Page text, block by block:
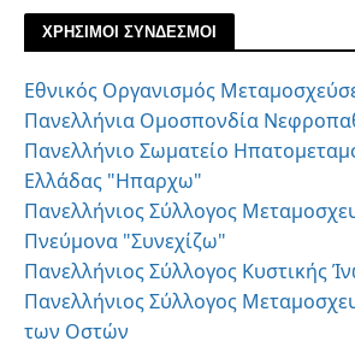
ΧΡΗΣΙΜΟΙ ΣΥΝΔΕΣΜΟΙ
Εθνικός Οργανισμός
Πανελλήνια Ομοσπονδία
Πανελλήνιο Σωματείο
Ελλάδας "Ηπαρχω"
Πανελλήνιος Σύλλογος
Πνεύμονα "Συνεχίζω"
Πανελλήνιος Σύλλογος Κυστικής
Πανελλήνιος Σύλλογος
των Οστών